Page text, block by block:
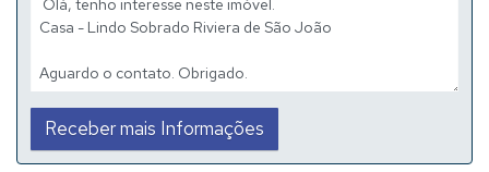
📍 Rua Rio de Janeiro, 5 - Jardim Satélite, na cidade de São João
da Boa Vista/SP;
⌨️ https://bocoli.com.br/lindo-sobrado-riviera-de-sao-joao